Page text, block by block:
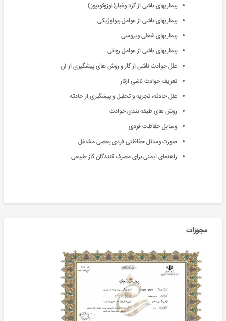
بیماریهای ناشی از گرد وغبار(نوزوکونیوز)
بیماریهای ناشی از عوامل بیولوژیکی
بیماریهای شغلی ویروسی
بیماریهای ناشی از عوامل روانی
علل حوادث ناشی از کار و روش های پیشگیری از آن
تعریف حوادث ناشی ازكار
علل حادثه، تجزیه و تحلیل و پیشگیری از حادثه
روش های طبقه بندی حوادث
وسایل حفاظت فردی
صورت وسائل حفاظتی فردی بعضی مشاغل
راهنمای ایمنی برای مصرف كنندگان گاز طبیعی
مجوزات